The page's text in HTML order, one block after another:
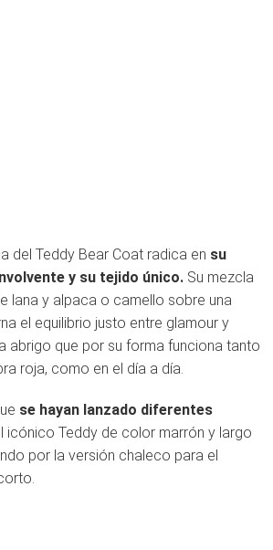
del Teddy Bear Coat radica en su
y su tejido único. Su mezcla
lana y alpaca o camello sobre una
el equilibrio justo entre glamour y
abrigo que por su forma funciona tanto
roja, como en el día a día.
se hayan lanzado diferentes
icónico Teddy de color marrón y largo
por la versión chaleco para el